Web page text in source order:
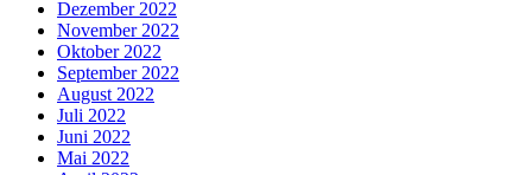
Dezember 2022
November 2022
Oktober 2022
September 2022
August 2022
Juli 2022
Juni 2022
Mai 2022